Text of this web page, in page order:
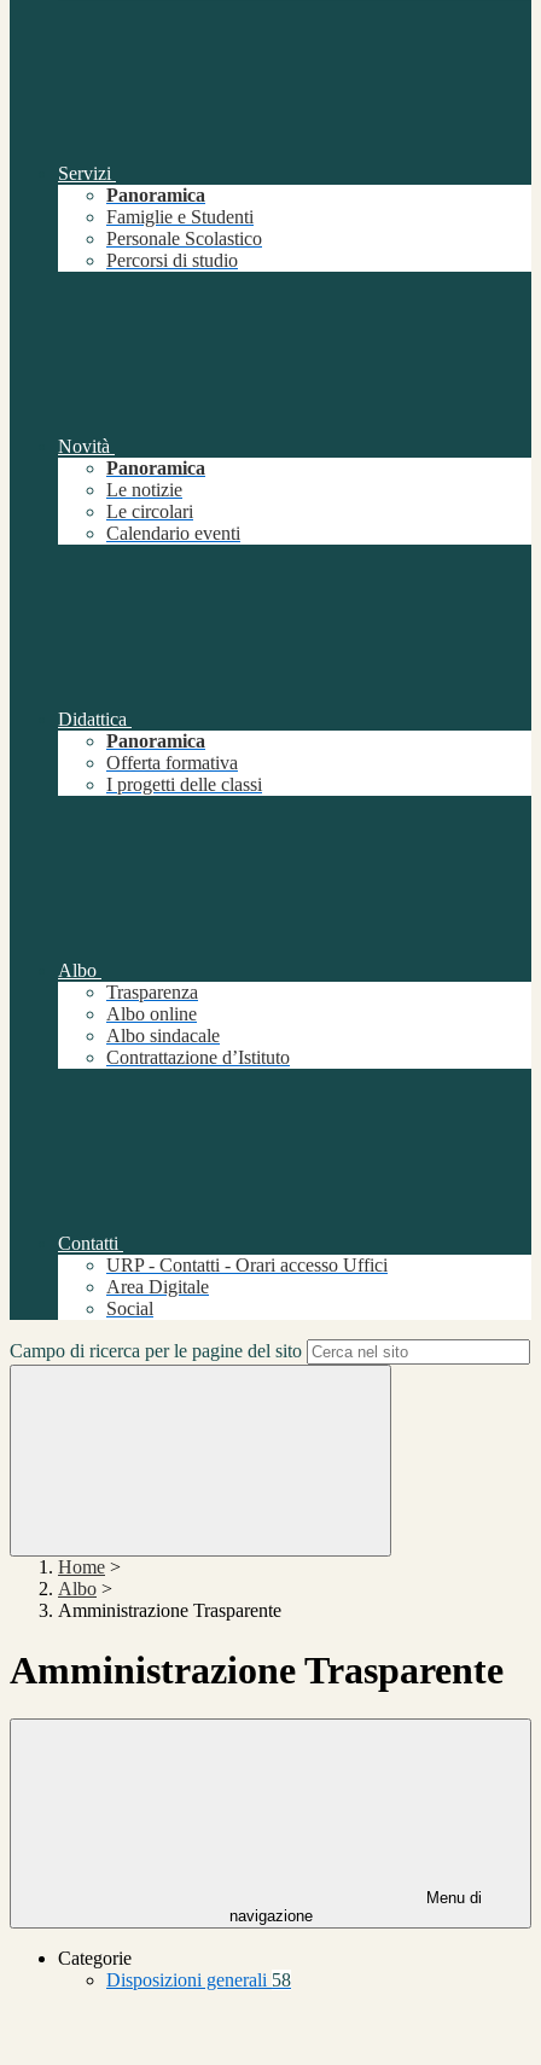
Servizi
Panoramica
Famiglie e Studenti
Personale Scolastico
Percorsi di studio
Novità
Panoramica
Le notizie
Le circolari
Calendario eventi
Didattica
Panoramica
Offerta formativa
I progetti delle classi
Albo
Trasparenza
Albo online
Albo sindacale
Contrattazione d’Istituto
Contatti
URP - Contatti - Orari accesso Uffici
Area Digitale
Social
Campo di ricerca per le pagine del sito
Home >
Albo >
Amministrazione Trasparente
Amministrazione Trasparente
Menu di
navigazione
Categorie
Disposizioni generali 58